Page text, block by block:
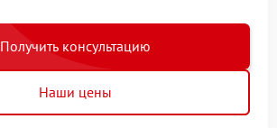
Получить консультацию
Наши цены